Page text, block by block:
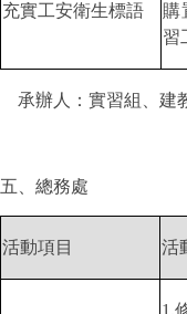
充實工安衛生標語
購
習
承辦人：實習組、建
五、總務處
活動項目 活
1.